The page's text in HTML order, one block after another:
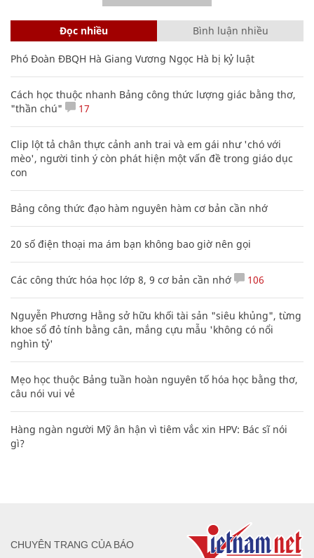
Đọc nhiều Bình luận nhiều
Phó Đoàn ĐBQH Hà Giang Vương Ngọc Hà bị kỷ luật
Cách học thuộc nhanh Bảng công thức lượng giác bằng thơ,
"thần chú"
17
Clip lột tả chân thực cảnh anh trai và em gái như 'chó với
mèo', người tinh ý còn phát hiện một vấn đề trong giáo dục
con
Bảng công thức đạo hàm nguyên hàm cơ bản cần nhớ
20 số điện thoại ma ám bạn không bao giờ nên gọi
Các công thức hóa học lớp 8, 9 cơ bản cần nhớ 106
Nguyễn Phương Hằng sở hữu khối tài sản "siêu khủng", từng
khoe sổ đỏ tính bằng cân, mắng cựu mẫu 'không có nổi
nghìn tỷ'
Mẹo học thuộc Bảng tuần hoàn nguyên tố hóa học bằng thơ,
câu nói vui vẻ
Hàng ngàn người Mỹ ân hận vì tiêm vắc xin HPV: Bác sĩ nói
gì?
CHUYÊN TRANG CỦA BÁO